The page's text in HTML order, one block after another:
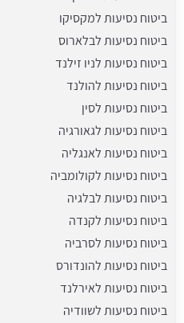
ביטוח נסיעות למקסיקו
ביטוח נסיעות לבלארוס
ביטוח נסיעות לניו זילנד
ביטוח נסיעות להולנד
ביטוח נסיעות לסין
ביטוח נסיעות לגאורגיה
ביטוח נסיעות לאנגליה
ביטוח נסיעות לקולומביה
ביטוח נסיעות לבלגיה
ביטוח נסיעות לקנדה
ביטוח נסיעות לסרביה
ביטוח נסיעות להונדורס
ביטוח נסיעות לאירלנד
ביטוח נסיעות לשוודיה